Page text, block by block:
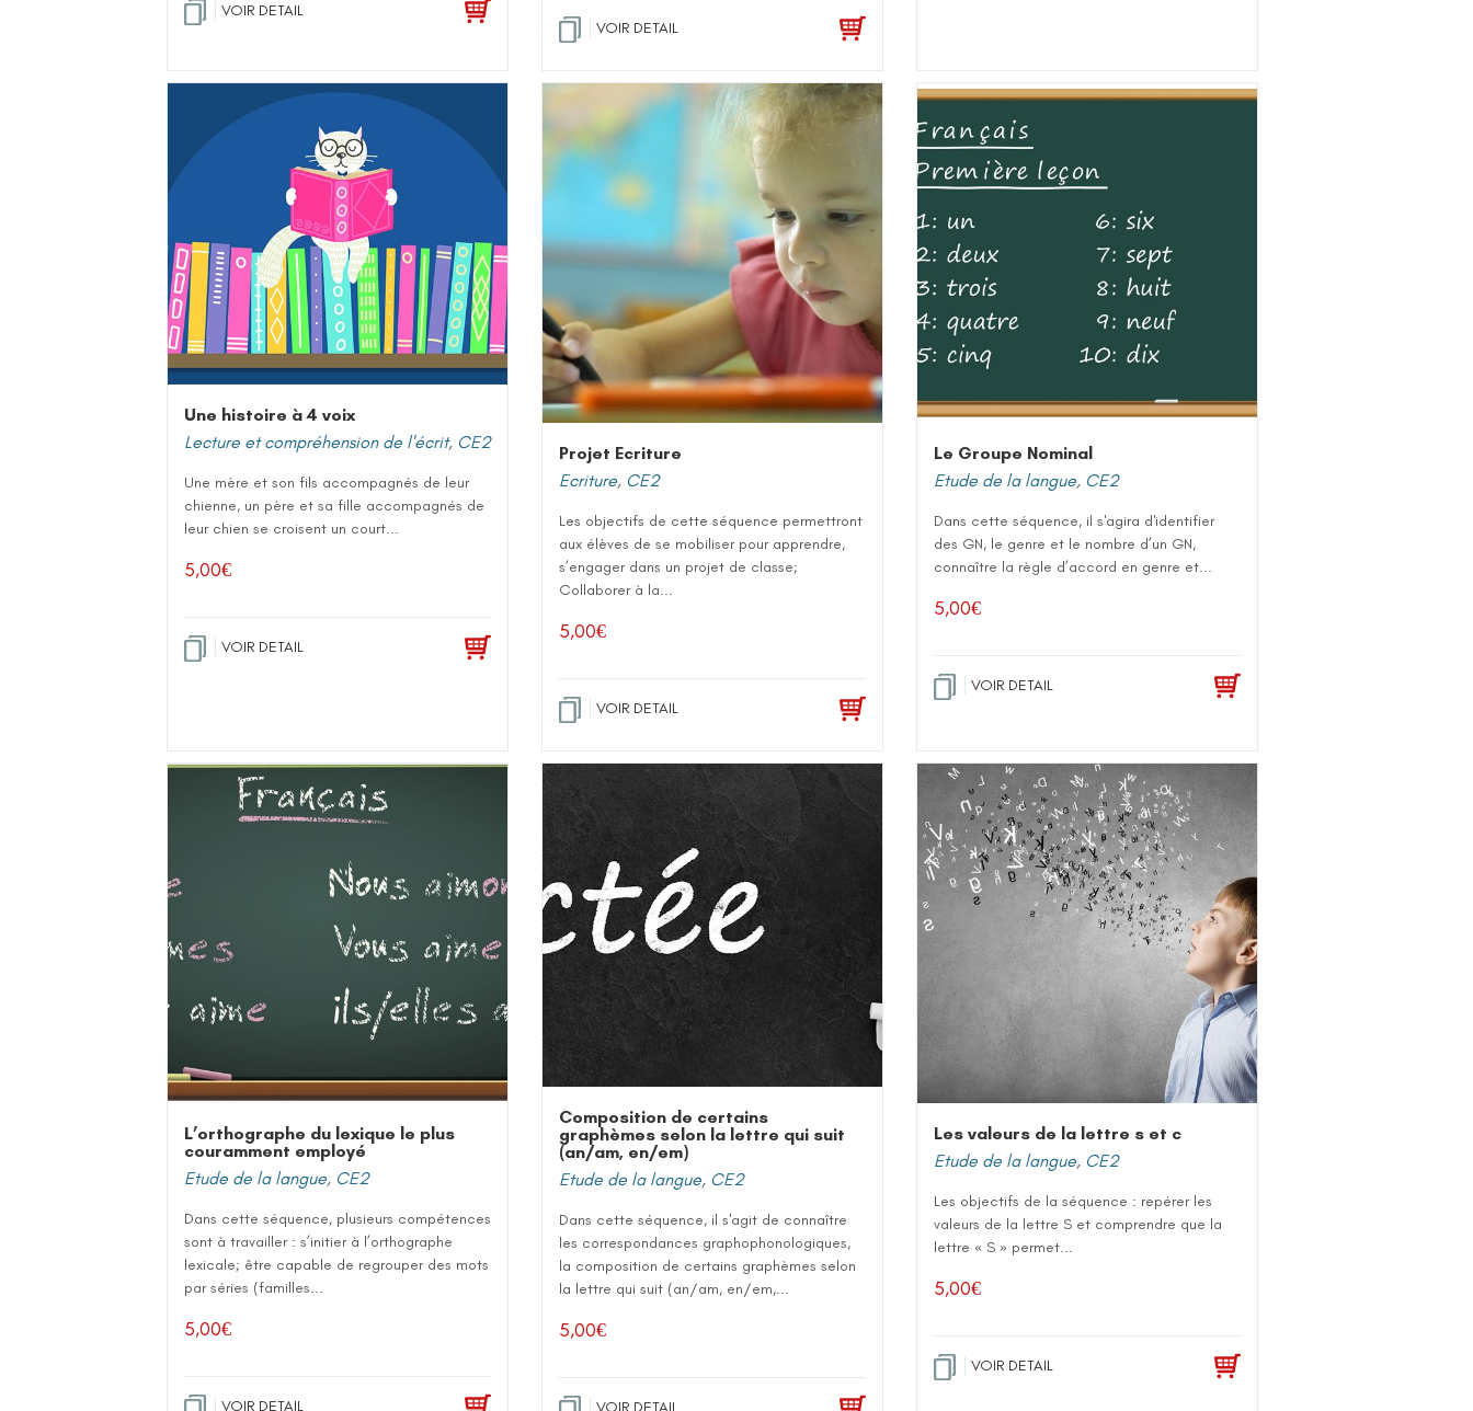
VOIR DETAIL
VOIR DETAIL
Une histoire à 4 voix
Lecture et compréhension de l'écrit, CE2
Une mère et son fils accompagnés de leur
chienne, un père et sa fille accompagnés de
leur chien se croisent un court...
5,00€
VOIR DETAIL
Projet Ecriture
Ecriture, CE2
Les objectifs de cette séquence permettront
aux élèves de se mobiliser pour apprendre,
s’engager dans un projet de classe;
Collaborer à la...
5,00€
VOIR DETAIL
Le Groupe Nominal
Etude de la langue, CE2
Dans cette séquence, il s'agira d'identifier
des GN, le genre et le nombre d’un GN,
connaître la règle d’accord en genre et...
5,00€
VOIR DETAIL
L’orthographe du lexique le plus
couramment employé
Etude de la langue, CE2
Dans cette séquence, plusieurs compétences
sont à travailler : s’initier à l’orthographe
lexicale; être capable de regrouper des mots
par séries (familles...
5,00€
VOIR DETAIL
Composition de certains
graphèmes selon la lettre qui suit
(an/am, en/em)
Etude de la langue, CE2
Dans cette séquence, il s'agit de connaître
les correspondances graphophonologiques,
la composition de certains graphèmes selon
la lettre qui suit (an/am, en/em,...
5,00€
VOIR DETAIL
Les valeurs de la lettre s et c
Etude de la langue, CE2
Les objectifs de la séquence : repérer les
valeurs de la lettre S et comprendre que la
lettre « S » permet...
5,00€
VOIR DETAIL